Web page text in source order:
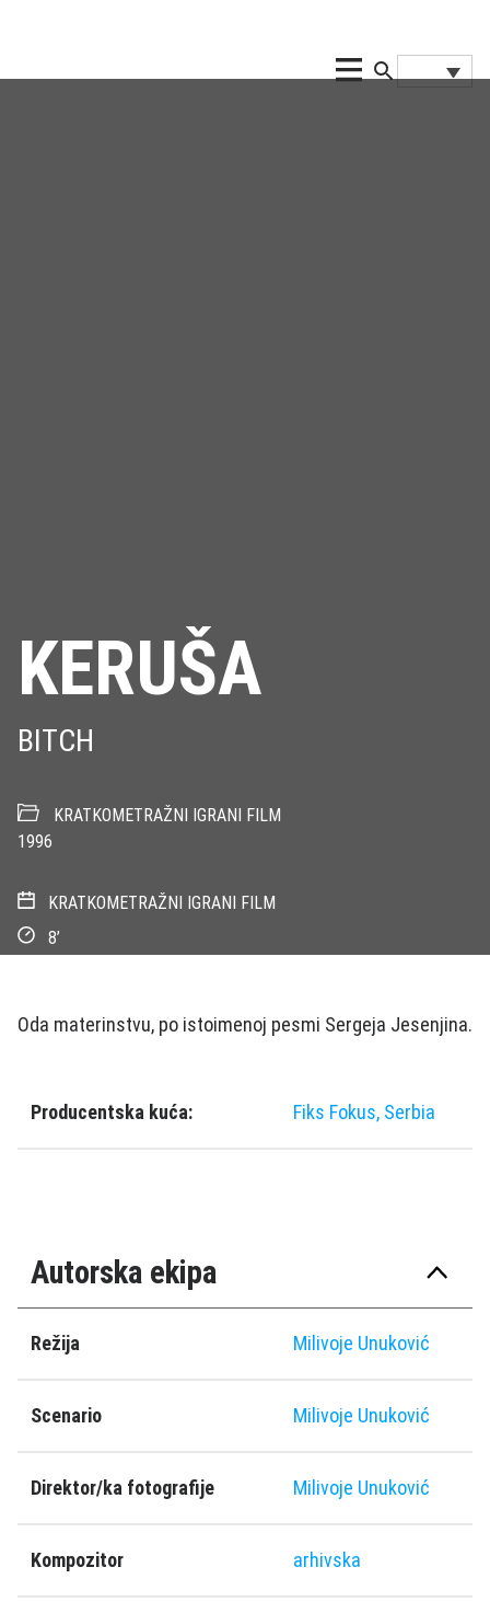
KERUŠA
BITCH
KRATKOMETRAŽNI IGRANI FILM
1996
KRATKOMETRAŽNI IGRANI FILM
8’
Oda materinstvu, po istoimenoj pesmi Sergeja Jesenjina.
Producentska kuća: Fiks Fokus, Serbia
Autorska ekipa
Režija Milivoje Unuković
Scenario Milivoje Unuković
Direktor/ka fotografije Milivoje Unuković
Kompozitor arhivska